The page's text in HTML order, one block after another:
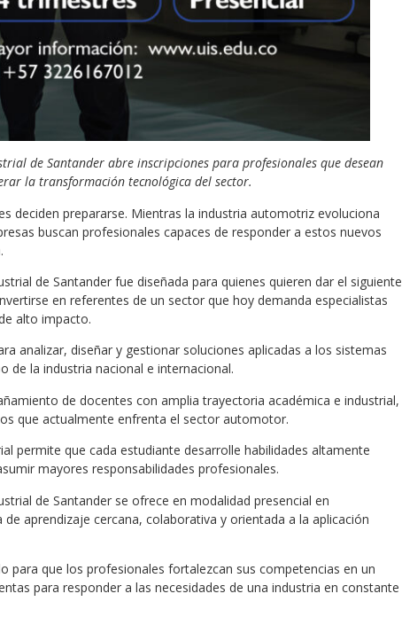
de Santander abre inscripciones para profesionales que desean
la transformación tecnológica del sector.
deciden prepararse. Mientras la industria automotriz evoluciona
buscan profesionales capaces de responder a estos nuevos
de Santander fue diseñada para quienes quieren dar el siguiente
en referentes de un sector que hoy demanda especialistas
alto impacto.
analizar, diseñar y gestionar soluciones aplicadas a los sistemas
de la industria nacional e internacional.
de docentes con amplia trayectoria académica e industrial,
que actualmente enfrenta el sector automotor.
permite que cada estudiante desarrolle habilidades altamente
mayores responsabilidades profesionales.
de Santander se ofrece en modalidad presencial en
aprendizaje cercana, colaborativa y orientada a la aplicación
para que los profesionales fortalezcan sus competencias en un
para responder a las necesidades de una industria en constante